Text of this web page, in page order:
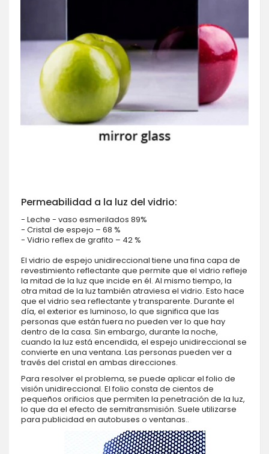
Permeabilidad a la luz del vidrio:
- Leche - vaso esmerilados 89%
- Cristal de espejo – 68 %
- Vidrio reflex de grafito – 42 %
El vidrio de espejo unidireccional tiene una fina capa de
revestimiento reflectante que permite que el vidrio refleje
la mitad de la luz que incide en él. Al mismo tiempo, la
otra mitad de la luz también atraviesa el vidrio. Esto hace
que el vidrio sea reflectante y transparente. Durante el
día, el exterior es luminoso, lo que significa que las
personas que están fuera no pueden ver lo que hay
dentro de la casa. Sin embargo, durante la noche,
cuando la luz está encendida, el espejo unidireccional se
convierte en una ventana. Las personas pueden ver a
través del cristal en ambas direcciones.
Para resolver el problema, se puede aplicar el folio de
visión unidireccional. El folio consta de cientos de
pequeños orificios que permiten la penetración de la luz,
lo que da el efecto de semitransmisión. Suele utilizarse
para publicidad en autobuses o ventanas..